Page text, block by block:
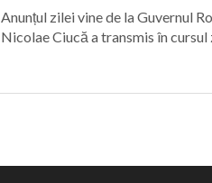
Anunțul zilei vine de la Guvernul
Nicolae Ciucă a transmis în cursul